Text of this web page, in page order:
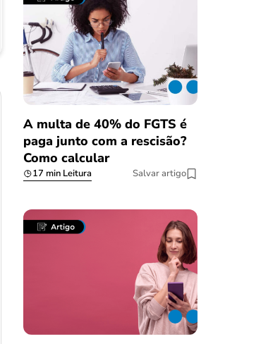
A multa de 40% do FGTS é
paga junto com a rescisão?
Como calcular
17 min Leitura Salvar artigo